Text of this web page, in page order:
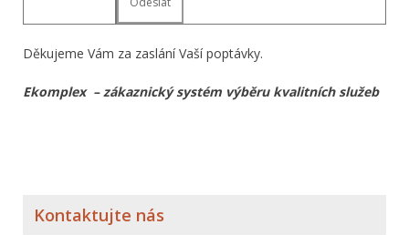
Děkujeme Vám za zaslání Vaší poptávky.
Ekomplex – zákaznický systém výběru kvalitních služeb
Kontaktujte nás